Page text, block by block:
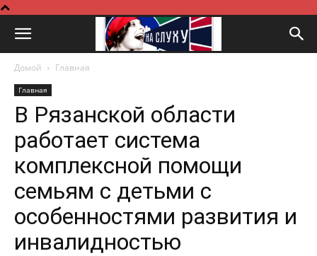
Домой Главная
Главная
В Рязанской области
работает система
комплексной помощи
семьям с детьми с
особенностями развития и
инвалидностью